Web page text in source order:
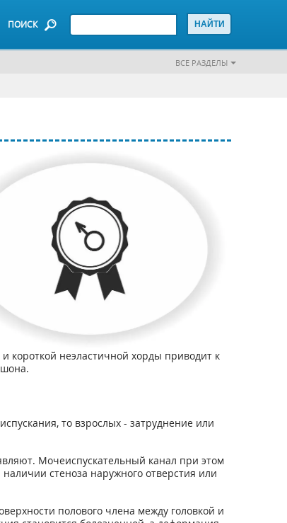
ПОИСК
ВСЕ РАЗДЕЛЫ
короткой неэластичной хорды приводит к
то взрослых - затруднение или
Мочеиспускательный канал при этом
стеноза наружного отверстия или
полового члена между головкой и